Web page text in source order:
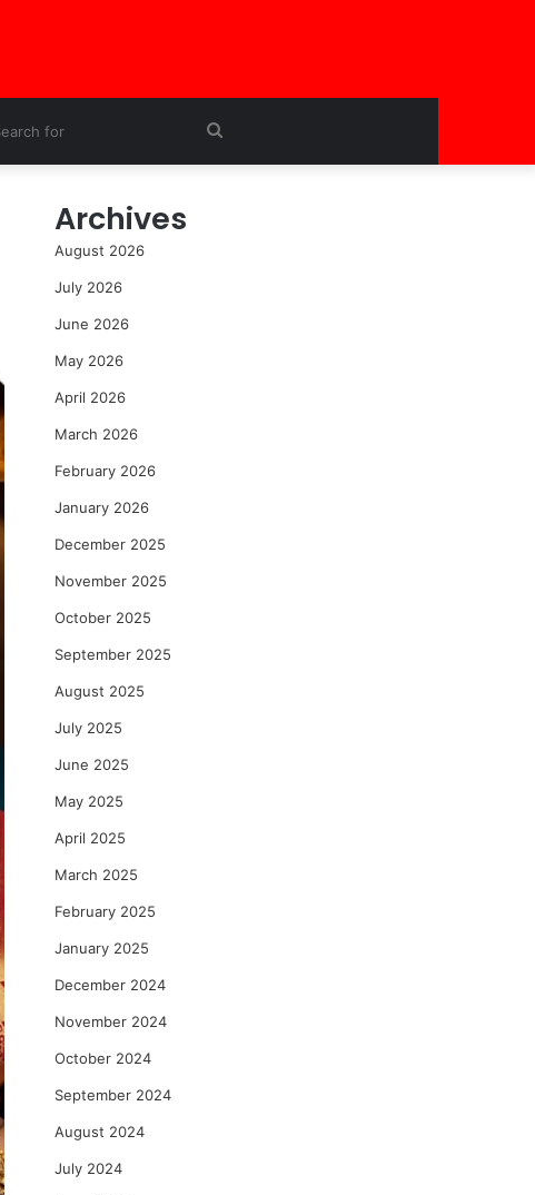
Archives
August 2026
July 2026
June 2026
May 2026
April 2026
March 2026
February 2026
January 2026
December 2025
November 2025
October 2025
September 2025
August 2025
July 2025
June 2025
May 2025
April 2025
March 2025
February 2025
January 2025
December 2024
November 2024
October 2024
September 2024
August 2024
July 2024